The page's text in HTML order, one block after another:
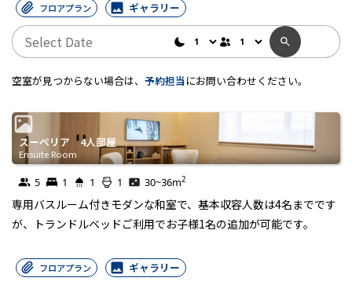
フロアプラン ギャラリー
空室が見つからない場合は、 予約担当 にお問い合わせください。
スーペリア 4人部屋
Ensuite Room
Ensuite Room
5 1 1 1 30~36m2
専用バスルーム付きモダンな和室で、基本収容人数は4名までです
が、トランドルベッドご利用でお子様1名の追加が可能です。
フロアプラン ギャラリー